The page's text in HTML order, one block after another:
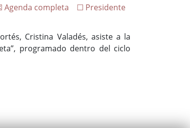
☐ Presidente
Agenda completa
Cristina Valadés, asiste a la
programado dentro del ciclo